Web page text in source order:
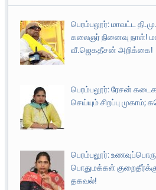
பெரம்பலூர்: மாவட்ட
கலைஞர் நினைவு நாள்!
வீ.ஜெகதீசன் அறிக்கை!
பெரம்பலூர்: ரேசன்
செய்யும் சிறப்பு
பெரம்பலூர்:
பொதுமக்கள்
தகவல்!